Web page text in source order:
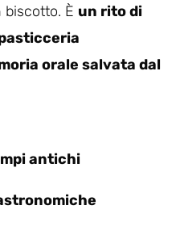
biscotto. È un rito di
orale salvata dal
antichi